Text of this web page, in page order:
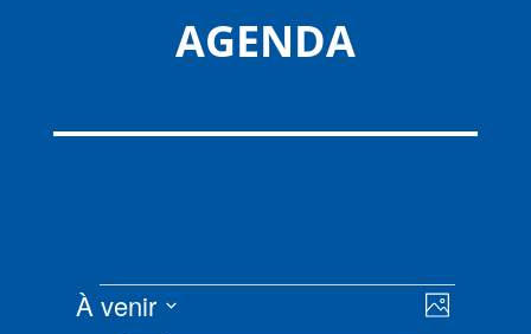
AGENDA
Évènements de
Photo
À venir